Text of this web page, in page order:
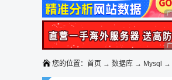
您的位置： 首页 → 数据库 → Mysql →